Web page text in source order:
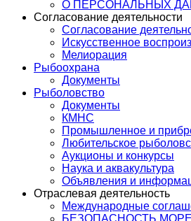
О ПЕРСОНАЛЬНЫХ
Согласование деятельности
Согласование
Искусственное
Мелиорация
Рыбоохрана
Документы
Рыболовство
Документы
КМНС
Промышленное и
Любительское
Аукционы и конкурсы
Наука и аквакультура
Объявления и
Отраслевая деятельность
Международные
БЕЗОПАСНОСТЬ